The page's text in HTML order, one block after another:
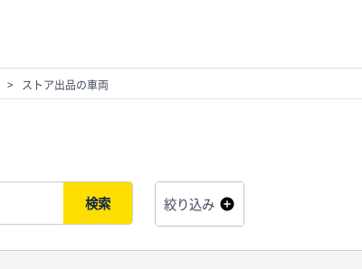
> ストア出品の車両
検索 絞り込み